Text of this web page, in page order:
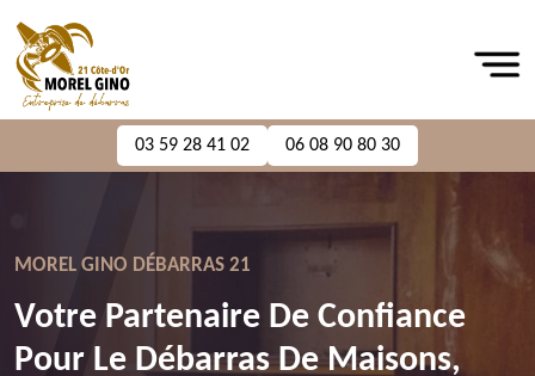
03 59 28 41 02 06 08 90 80 30
MOREL GINO DÉBARRAS 21
Votre Partenaire De Confiance
Pour Le Débarras De Maisons,